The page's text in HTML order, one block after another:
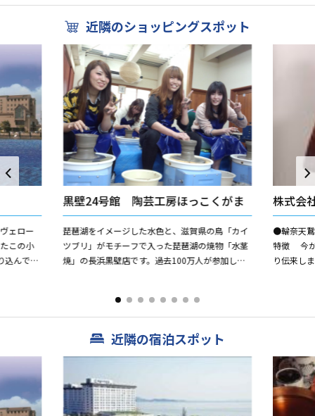
近隣のショッピングスポット
ェロー
この小
込んでい
黒壁24号館 陶芸工房ほっこくがま
琵琶湖をイメージした水色と、滋賀県の鳥「カイ
ツブリ」がモチーフで入った琵琶湖の焼物「水茎
焼」の長浜黒壁店です。過去100万人が参加した
株式会
●輪奈天
特徴 今か
り伝来し
近隣の宿泊スポット